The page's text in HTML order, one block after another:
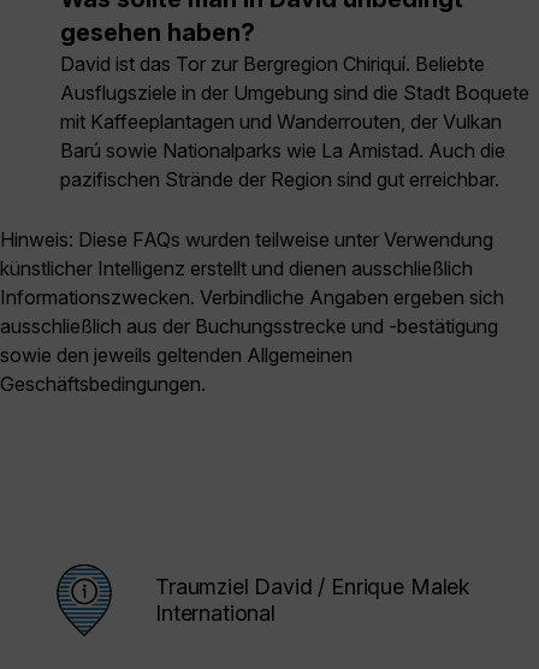
gesehen haben?
David ist das Tor zur Bergregion Chiriquí. Beliebte
Ausflugsziele in der Umgebung sind die Stadt Boquete
mit Kaffeeplantagen und Wanderrouten, der Vulkan
Barú sowie Nationalparks wie La Amistad. Auch die
pazifischen Strände der Region sind gut erreichbar.
Hinweis: Diese FAQs wurden teilweise unter Verwendung
künstlicher Intelligenz erstellt und dienen ausschließlich
Informationszwecken. Verbindliche Angaben ergeben sich
ausschließlich aus der Buchungsstrecke und -bestätigung
sowie den jeweils geltenden Allgemeinen
Geschäftsbedingungen.
Traumziel David / Enrique Malek
International